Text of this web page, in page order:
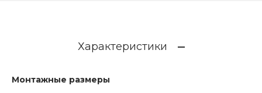
Характеристики
Монтажные размеры